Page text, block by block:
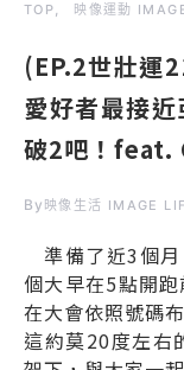
TOP 映像運動
(EP.2世壯運
愛好者最接
破2吧！
By 映像生活 IMAGE
準備了近3個
個大早在5點開
在大會依照號碼
這約莫20度左右